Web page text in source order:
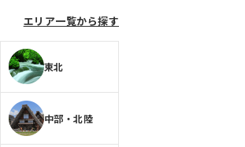
エリア一覧から探す
東北
中部・北陸